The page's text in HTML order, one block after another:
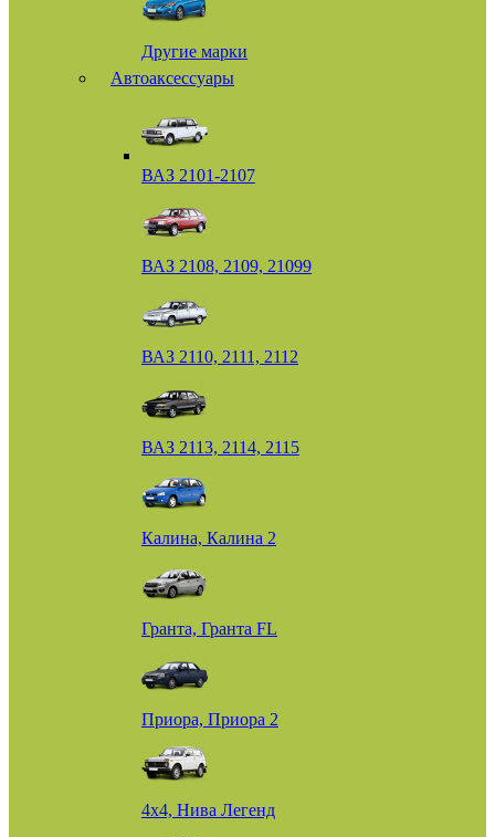
Другие марки
Автоаксессуары
ВАЗ 2101-2107
ВАЗ 2108, 2109, 21099
ВАЗ 2110, 2111, 2112
ВАЗ 2113, 2114, 2115
Калина, Калина 2
Гранта, Гранта FL
Приора, Приора 2
4х4, Нива Легенд